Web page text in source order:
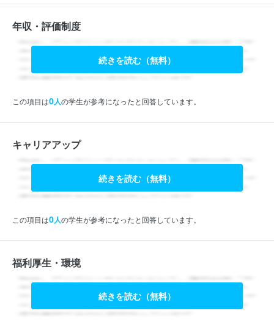
年収・評価制度
続きを読む（無料）
この項目は0人の学生が参考になったと回答しています。
キャリアアップ
続きを読む（無料）
この項目は0人の学生が参考になったと回答しています。
福利厚生・環境
続きを読む（無料）